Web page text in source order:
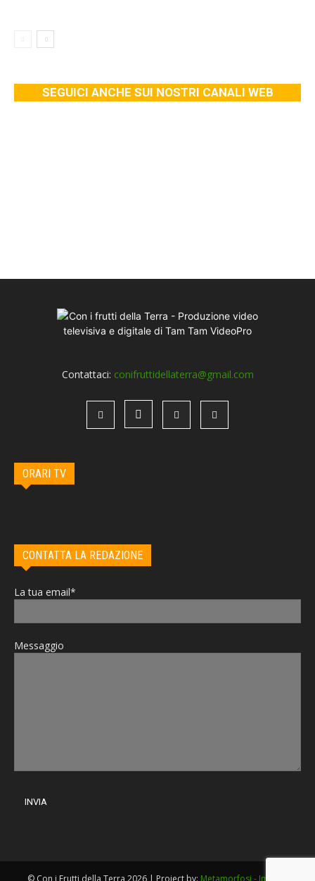
SEGUICI ANCHE SUI NOSTRI CANALI WEB
Contattaci: conifruttidellaterra@gmail.com
ORARI TV
CONTATTA LA REDAZIONE
La tua email*
Messaggio
© Con i Frutti della Terra 2026 | Project by: Metamorfosi - Imola